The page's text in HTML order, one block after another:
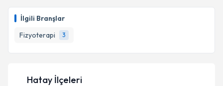
İlgili Branşlar
Fizyoterapi
3
Hatay İlçeleri